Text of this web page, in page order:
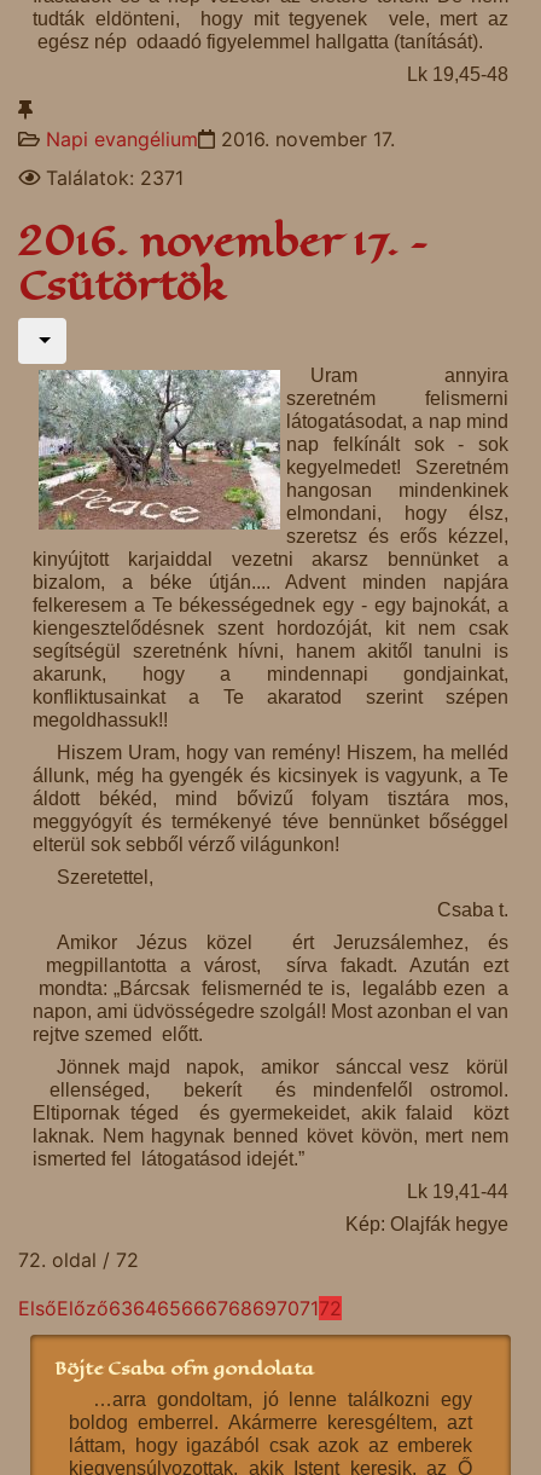
tudták eldönteni, hogy mit tegyenek vele, mert az
egész nép odaadó figyelemmel hallgatta (tanítását).
Lk 19,45-48
Napi evangélium
2016. november 17.
Találatok: 2371
2016. november 17. –
Csütörtök
Uram annyira
szeretném felismerni
látogatásodat, a nap mind
nap felkínált sok - sok
kegyelmedet! Szeretném
hangosan mindenkinek
elmondani, hogy élsz,
szeretsz és erős kézzel,
kinyújtott karjaiddal vezetni akarsz bennünket a
bizalom, a béke útján.... Advent minden napjára
felkeresem a Te békességednek egy - egy bajnokát, a
kiengesztelődésnek szent hordozóját, kit nem csak
segítségül szeretnénk hívni, hanem akitől tanulni is
akarunk, hogy a mindennapi gondjainkat,
konfliktusainkat a Te akaratod szerint szépen
megoldhassuk!!
Hiszem Uram, hogy van remény! Hiszem, ha melléd
állunk, még ha gyengék és kicsinyek is vagyunk, a Te
áldott békéd, mind bővizű folyam tisztára mos,
meggyógyít és termékenyé téve bennünket bőséggel
elterül sok sebből vérző világunkon!
Szeretettel,
Csaba t.
Amikor Jézus közel ért Jeruzsálemhez, és
megpillantotta a várost, sírva fakadt. Azután ezt
mondta: „Bárcsak felismernéd te is, legalább ezen a
napon, ami üdvösségedre szolgál! Most azonban el van
rejtve szemed előtt.
Jönnek majd napok, amikor sánccal vesz körül
ellenséged, bekerít és mindenfelől ostromol.
Eltipornak téged és gyermekeidet, akik falaid közt
laknak. Nem hagynak benned követ kövön, mert nem
ismerted fel látogatásod idejét.”
Lk 19,41-44
Kép: Olajfák hegye
72. oldal / 72
ElsőElőző63646566676869707172
Böjte Csaba ofm gondolata
…arra gondoltam, jó lenne találkozni egy
boldog emberrel. Akármerre keresgéltem, azt
láttam, hogy igazából csak azok az emberek
kiegyensúlyozottak, akik Istent keresik, az Ő